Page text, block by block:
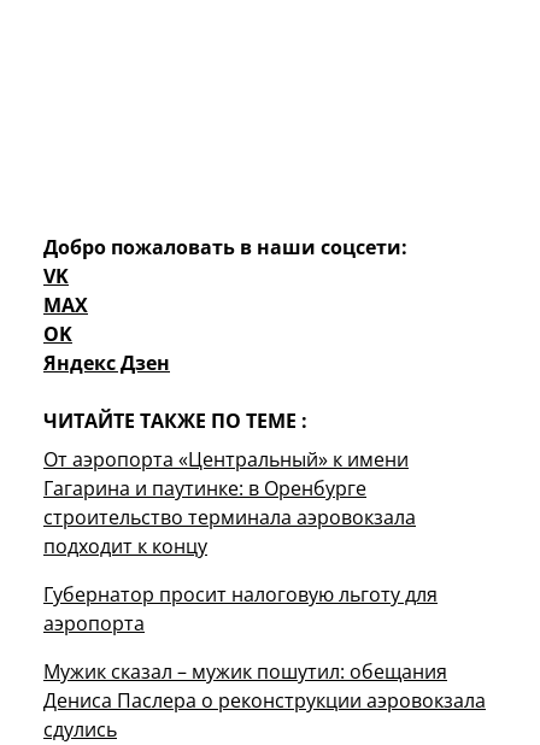
Добро пожаловать в наши соцсети:
VK
MAX
OK
Яндекс Дзен
ЧИТАЙТЕ ТАКЖЕ ПО ТЕМЕ :
От аэропорта «Центральный» к имени
Гагарина и паутинке: в Оренбурге
строительство терминала аэровокзала
подходит к концу
Губернатор просит налоговую льготу для
аэропорта
Мужик сказал – мужик пошутил: обещания
Дениса Паслера о реконструкции аэровокзала
сдулись